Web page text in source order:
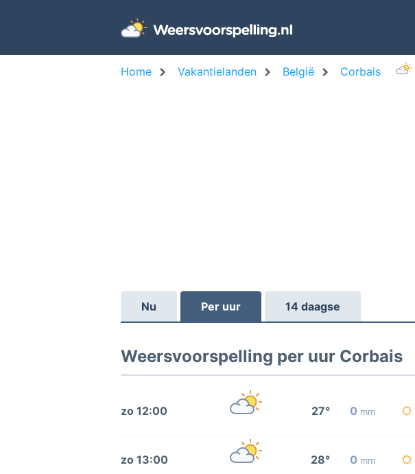
Home Vakantielanden België Corbais
Nu Per uur 14 daagse
Weersvoorspelling per uur Corbais
zo 12:00 27° 0 mm
zo 13:00 28° 0 mm